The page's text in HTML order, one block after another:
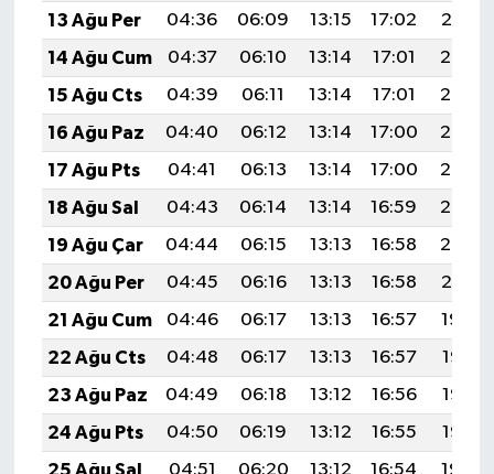
13 Ağu Per
04:36 06:09 13:15 17:02
20:10
14 Ağu Cum
04:37 06:10 13:14 17:01
20:08
15 Ağu Cts
04:39 06:11 13:14 17:01
20:07
16 Ağu Paz
04:40 06:12 13:14 17:00
20:06
17 Ağu Pts
04:41 06:13 13:14 17:00
20:05
18 Ağu Sal
04:43 06:14 13:14 16:59
20:03
19 Ağu Çar
04:44 06:15 13:13 16:58
20:02
20 Ağu Per
04:45 06:16 13:13 16:58
20:01
21 Ağu Cum
04:46 06:17 13:13 16:57
19:59
22 Ağu Cts
04:48 06:17 13:13 16:57
19:58
23 Ağu Paz
04:49 06:18 13:12 16:56
19:56
24 Ağu Pts
04:50 06:19 13:12 16:55
19:55